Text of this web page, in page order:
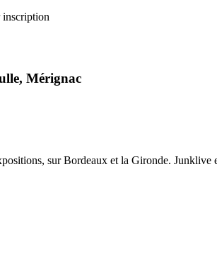
inscription
Mérignac
sur Bordeaux et la Gironde. Junklive